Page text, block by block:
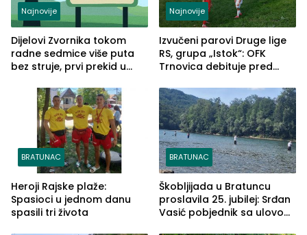
Najnovije
Dijelovi Zvornika tokom
radne sedmice više puta
bez struje, prvi prekid u
Najnovije
Izvučeni parovi Druge lige
RS, grupa „Istok“: OFK
Trnovica debituje pred
Drine HE
BRATUNAC
Heroji Rajske plaže:
Spasioci u jednom danu
spasili tri života
BRATUNAC
Škobljijada u Bratuncu
proslavila 25. jubilej: Srđan
Vasić pobjednik sa ulovom